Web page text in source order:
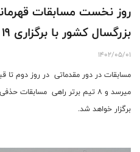
بزرگسال کشور با برگزاری 19 دیدار به پایان رسید
1402/05/01
میرسد و ۸ تیم برتر راهی
برگزار خواهد شد.